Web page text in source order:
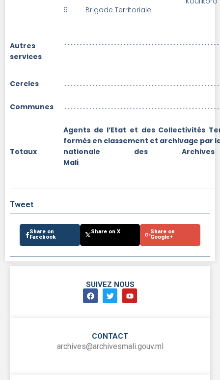
9 Brigade Territoriale
Autres
services
Cercles
Communes
Totaux
Agents de l’Etat et des Collectivités
formés en classement et archivage par
nationale des
Tweet
Share on
Facebook
Share on X
Share on
Google+
SUIVEZ NOUS
CONTACT
archives@archivesmali.gouv.ml